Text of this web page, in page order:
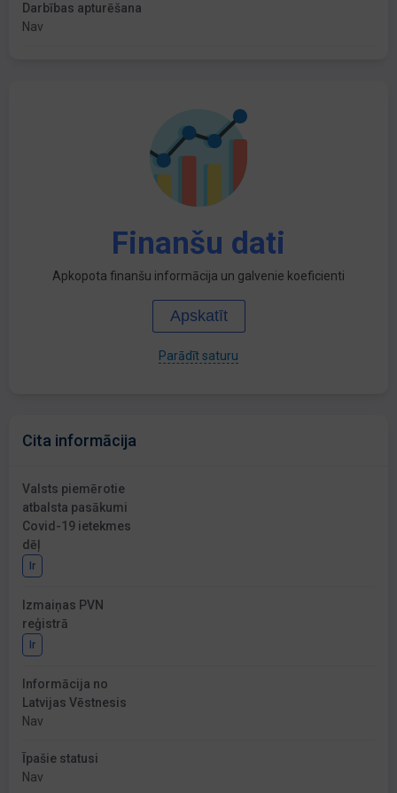
Darbības apturēšana
Nav
Finanšu dati
Apkopota finanšu informācija un galvenie koeficienti
Apskatīt
Parādīt saturu
Cita informācija
Valsts piemērotie
atbalsta pasākumi
Covid-19 ietekmes
dēļ
Ir
Izmaiņas PVN
reģistrā
Ir
Informācija no
Latvijas Vēstnesis
Nav
Īpašie statusi
Nav